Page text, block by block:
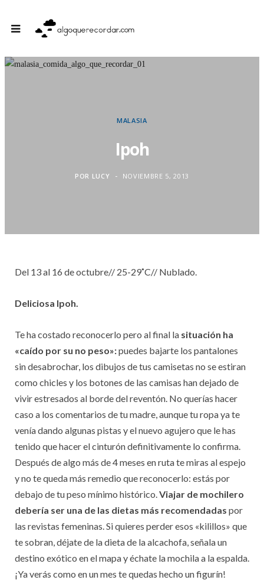
MALASIA
Ipoh
POR LUCY NOVIEMBRE 5, 2013
Del 13 al 16 de octubre// 25-29˚C// Nublado.
Deliciosa Ipoh.
Te ha costado reconocerlo pero al final la situación ha
«caído por su no peso»:puedes bajarte los pantalones
sin desabrochar, los dibujos de tus camisetas no se estiran
como chicles y los botones de las camisas han dejado de
vivir estresados al borde del reventón. No querías hacer
caso a los comentarios de tu madre, aunque tu ropa ya te
venía dando algunas pistas y el nuevo agujero que le has
tenido que hacer el cinturón definitivamente lo confirma.
Después de algo más de 4 meses en ruta te miras al espejo
y no te queda más remedio que reconocerlo: estás por
debajo de tu peso mínimo histórico.Viajar de mochilero
debería ser una de las dietas más recomendadas por
las revistas femeninas. Si quieres perder esos «kilillos» que
te sobran, déjate de la dieta de la alcachofa, señala un
destino exótico en el mapa y échate la mochila a la espalda.
¡Ya verás como en un mes te quedas hecho un figurín!